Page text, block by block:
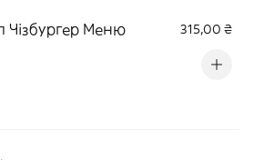
Чізбургер Меню 315,00 ₴